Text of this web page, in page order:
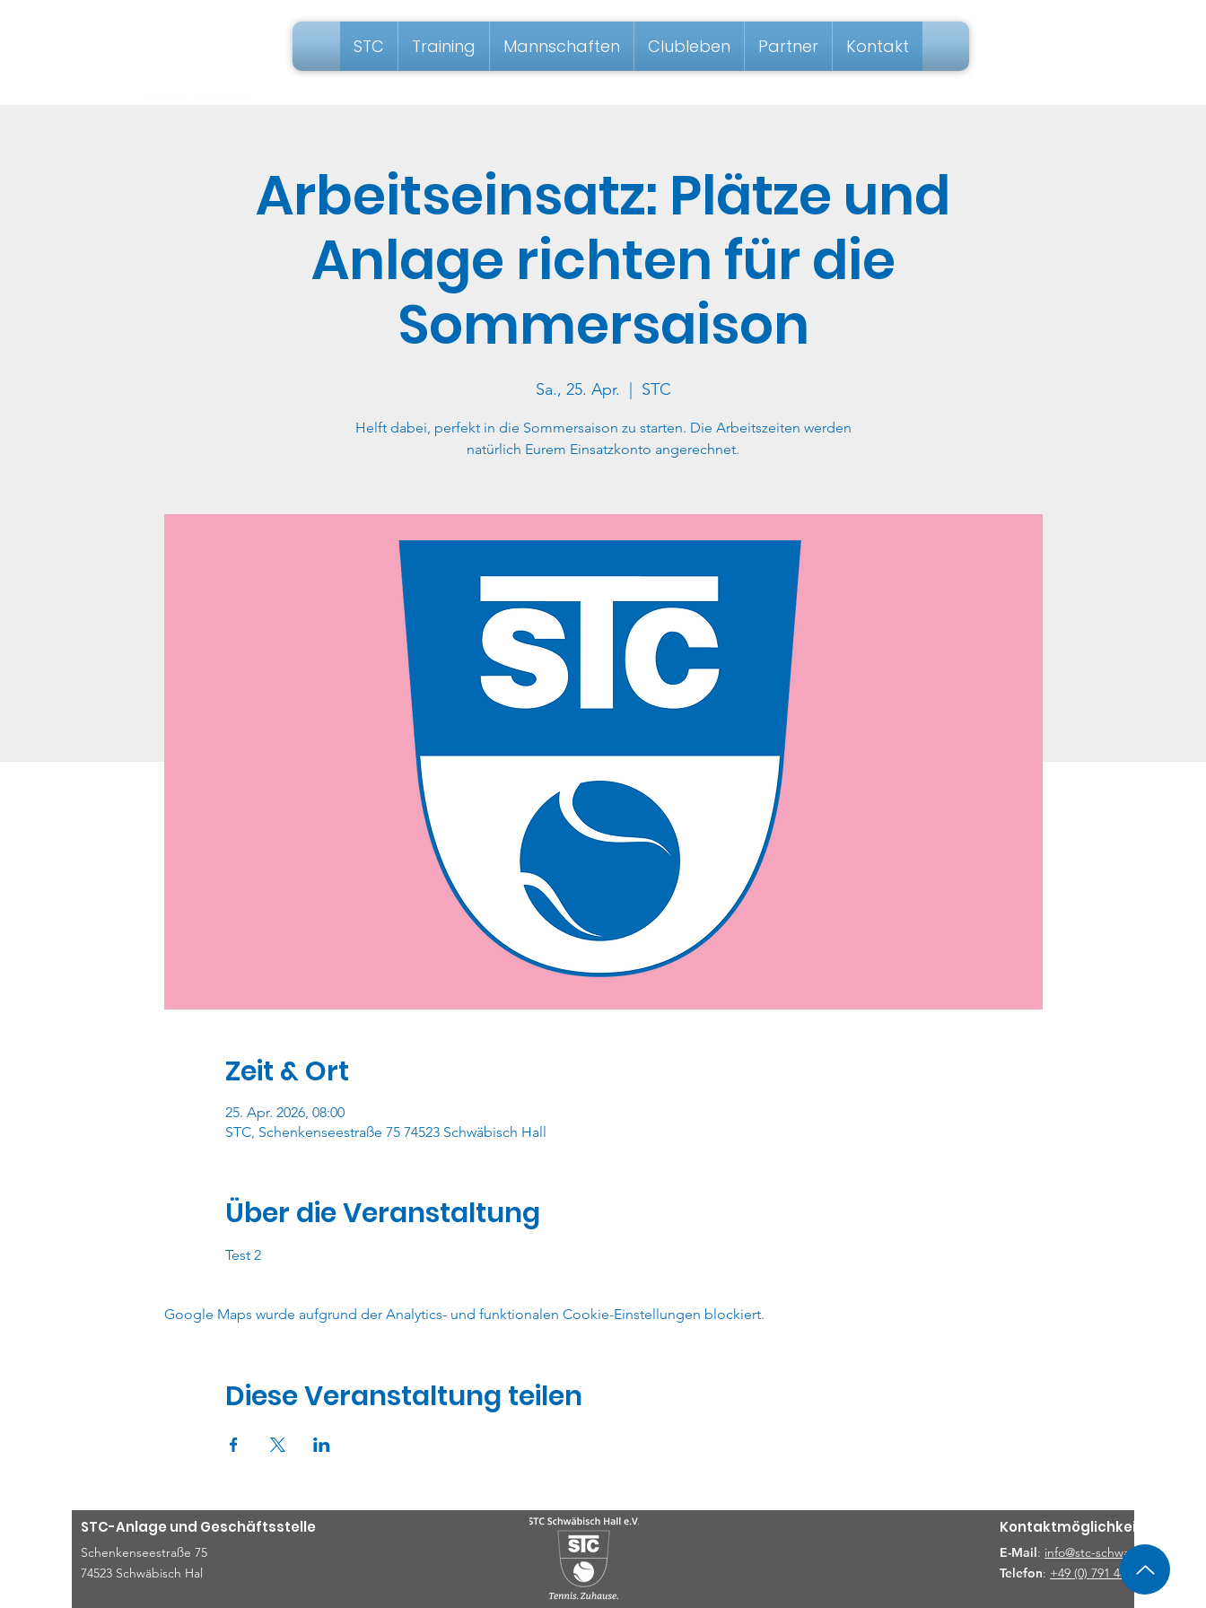
STC Training Mannschaften Clubleben Partner Kontakt
Arbeitseinsatz: Plätze und
Anlage richten für die
Sommersaison
Sa., 25. Apr. STC
Helft dabei, perfekt in die Sommersaison zu starten. Die Arbeitszeiten werden
natürlich Eurem Einsatzkonto angerechnet.
Zeit & Ort
25. Apr. 2026, 08:00
STC, Schenkenseestraße 75 74523 Schwäbisch Hall
Über die Veranstaltung
Test 2
Google Maps wurde aufgrund der Analytics- und funktionalen Cookie-Einstellungen blockiert.
Diese Veranstaltung teilen
STC-Anlage und Geschäftsstelle
Schenkenseestraße 75
74523 Schwäbisch Hal
Kontaktmöglichkeiten
E-Mail: info@stc-schwaebischhall.de
Telefon: +49 (0) 791 48919